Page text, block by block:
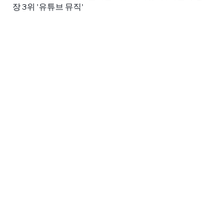
장 3위 '유튜브 뮤직'